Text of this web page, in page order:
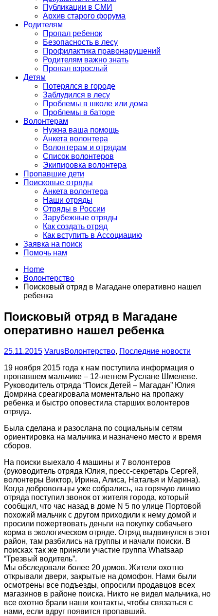
Публикации в СМИ
Архив старого форума
Родителям
Пропал ребенок
Безопасность в лесу
Профилактика правонарушений
Родителям важно знать
Пропал взрослый
Детям
Потерялся в городе
Заблудился в лесу
Проблемы в школе или дома
Проблемы в баторе
Волонтерам
Нужна ваша помощь
Анкета волонтера
Волонтерам и отрядам
Список волонтеров
Экипировка волонтера
Пропавшие дети
Поисковые отряды
Анкета волонтера
Наши отряды
Отряды в России
Зарубежные отряды
Как создать отряд
Как вступить в Ассоциацию
Заявка на поиск
Помочь нам
Home
Волонтерство
Поисковый отряд в Магадане оперативно нашел
ребенка
Поисковый отряд в Магадане
оперативно нашел ребенка
25.11.2015 VarusВолонтерство, Последние новости
19 ноября 2015 года к нам поступила информация о
пропавшем мальчике – 12-летнем Руслане Шмелеве.
Руководитель отряда “Поиск Детей – Магадан” Юлия
Домрина среагировала моментально на пропажу
ребенка и быстро оповестила старших волонтеров
отряда.
Была сделана и разослана по социальным сетям
ориентировка на мальчика и назначено место и время
сборов.
На поиски выехало 4 машины и 7 волонтеров
(руководитель отряда Юлия, пресс-секретарь Сергей,
волонтеры Виктор, Ирина, Алиса, Наталья и Марина).
Когда добровольцы уже собрались, на горячую линию
отряда поступил звонок от жителя города, который
сообщил, что час назад в доме N 5 по улице Портовой
похожий мальчик с другом приходили к нему домой и
просили пожертвовать деньги на покупку собачьего
корма в экологическом отряде. Отряд выдвинулся в этот
район, там разбились на группы и начали поиски. В
поисках так же приняли участие группа Whatsaap
“Трезвый водитель”.
Мы обследовали более 20 домов. Жители охотно
открывали двери, закрытые на домофон. Нами были
осмотрены все подъезды, опросили продавцов всех
магазинов в районе поиска. Никто не видел мальчика, но
все охотно брали наши контакты, чтобы связаться с
нами, если вдруг появится пропавший.